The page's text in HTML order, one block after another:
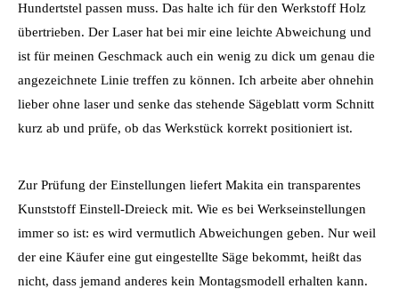
Hundertstel passen muss. Das halte ich für den Werkstoff Holz
übertrieben. Der Laser hat bei mir eine leichte Abweichung und
ist für meinen Geschmack auch ein wenig zu dick um genau die
angezeichnete Linie treffen zu können. Ich arbeite aber ohnehin
lieber ohne laser und senke das stehende Sägeblatt vorm Schnitt
kurz ab und prüfe, ob das Werkstück korrekt positioniert ist.
Zur Prüfung der Einstellungen liefert Makita ein transparentes
Kunststoff Einstell-Dreieck mit. Wie es bei Werkseinstellungen
immer so ist: es wird vermutlich Abweichungen geben. Nur weil
der eine Käufer eine gut eingestellte Säge bekommt, heißt das
nicht, dass jemand anderes kein Montagsmodell erhalten kann.